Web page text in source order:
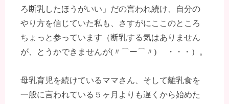
ろ断乳したほうがいい」だの言われ続け、自分の
やり方を信じていた私も、さすがにここのところ
ちょっと参っています（断乳する気はありません
が、とうかできませんが(〃⌒ー⌒〃)ゞ ・・・）。
母乳育児を続けているママさん、そして離乳食を
一般に言われている５ヶ月よりも遅くから始めた